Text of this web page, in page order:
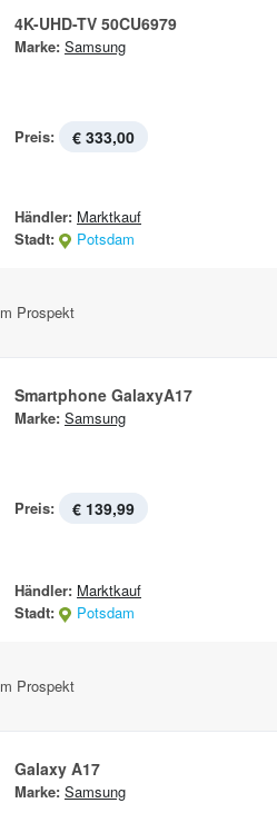
4K-UHD-TV 50CU6979
Marke: Samsung
Preis: € 333,00
Händler: Marktkauf
Stadt:
Potsdam
Prospekt
Smartphone GalaxyA17
Marke: Samsung
Preis: € 139,99
Händler: Marktkauf
Stadt:
Potsdam
Prospekt
Galaxy A17
Marke: Samsung